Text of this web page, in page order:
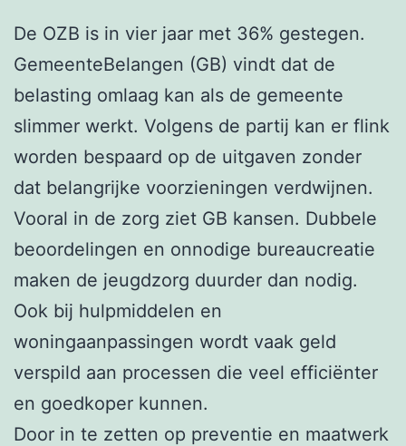
De OZB is in vier jaar met 36% gestegen.
GemeenteBelangen (GB) vindt dat de
belasting omlaag kan als de gemeente
slimmer werkt. Volgens de partij kan er flink
worden bespaard op de uitgaven zonder
dat belangrijke voorzieningen verdwijnen.
Vooral in de zorg ziet GB kansen. Dubbele
beoordelingen en onnodige bureaucreatie
maken de jeugdzorg duurder dan nodig.
Ook bij hulpmiddelen en
woningaanpassingen wordt vaak geld
verspild aan processen die veel efficiënter
en goedkoper kunnen.
Door in te zetten op preventie en maatwerk